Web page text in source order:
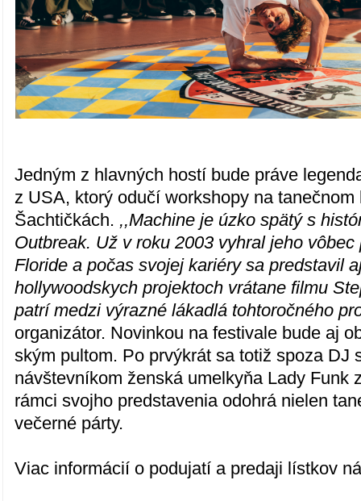
Jedným z hlavných hostí bude práve
z USA, ktorý odučí workshopy na tanečnom
Šachtičkách. ,,Machine je úzko spätý s
Outbreak. Už v roku 2003 vyhral jeho
Floride a počas svojej kariéry sa predstavil
hollywoodskych projektoch vrátane filmu
patrí medzi výrazné lákadlá tohtoročného
organizátor. Novinkou na festivale bude aj
ským pultom. Po prvýkrát sa totiž spoza DJ
návštevníkom ženská umelkyňa Lady Funk
rámci svojho predstavenia odohrá nielen
večerné párty.
Viac informácií o podujatí a predaji lístkov